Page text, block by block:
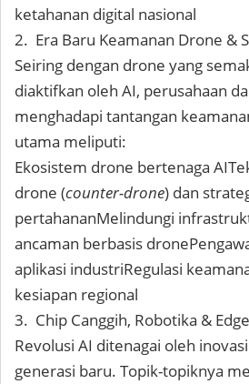
ketahanan digital nasional
2. Era Baru Keamanan Drone &
Seiring dengan drone yang
diaktifkan oleh AI, perusahaan
menghadapi tantangan
utama meliputi:
Ekosistem drone bertenaga
drone (counter-drone) dan
pertahananMelindungi
ancaman berbasis
aplikasi industriRegulasi
kesiapan regional
3. Chip Canggih, Robotika &
Revolusi AI ditenagai oleh
generasi baru. Topik-topiknya